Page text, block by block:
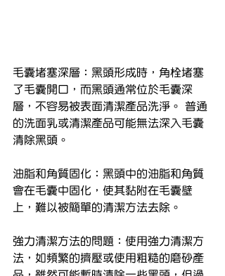
毛囊堵塞深層：黑頭形成時，角栓堵塞
了毛囊開口，而黑頭通常位於毛囊深
層，不容易被表面清潔產品洗淨。 普通
的洗面乳或清潔產品可能無法深入毛囊
清除黑頭。
油脂和角質固化：黑頭中的油脂和角質
會在毛囊中固化，使其黏附在毛囊壁
上，難以被簡單的清潔方法去除。
強力清潔方法的問題：使用強力清潔方
法，如頻繁的擠壓或使用粗糙的磨砂產